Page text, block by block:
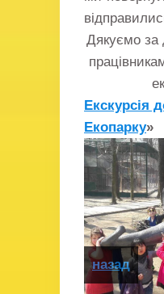
Дякуємо за
Екскурсія
Екопарку»
назад